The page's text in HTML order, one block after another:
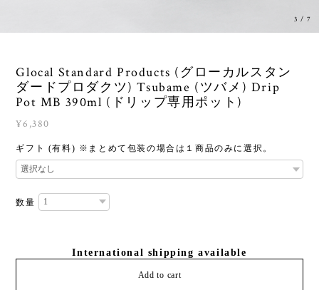
3 /7
Glocal Standard Products (グローカルスタン
ダードプロダクツ) Tsubame (ツバメ) Drip
Pot MB 390ml (ドリップ専用ポット)
¥6,380
ギフト (有料) ※まとめて包装の場合は１商品のみに選択。
数量
International shipping available
Add to cart